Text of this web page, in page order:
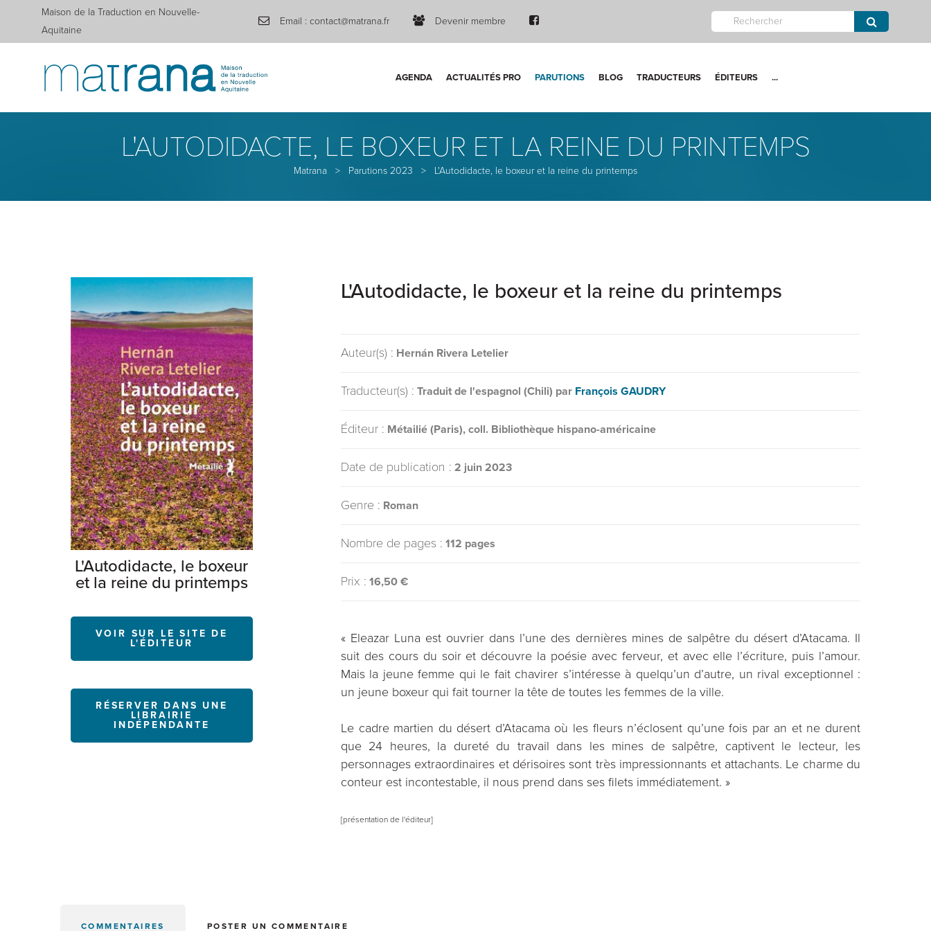
Maison de la Traduction en Nouvelle-
Aquitaine
Email : contact@matrana.fr Devenir membre
AGENDA ACTUALITÉS PRO PARUTIONS BLOG TRADUCTEURS ÉDITEURS ...
L'AUTODIDACTE, LE BOXEUR ET LA REINE DU PRINTEMPS
Matrana > Parutions 2023 > L'Autodidacte, le boxeur et la reine du printemps
L'Autodidacte, le boxeur
et la reine du printemps
VOIR SUR LE SITE DE
L'ÉDITEUR
RÉSERVER DANS UNE
LIBRAIRIE
INDÉPENDANTE
L'Autodidacte, le boxeur et la reine du printemps
Auteur(s) : Hernán Rivera Letelier
Traducteur(s) : Traduit de l'espagnol (Chili) par François GAUDRY
Éditeur : Métailié (Paris), coll. Bibliothèque hispano-américaine
Date de publication : 2 juin 2023
Genre : Roman
Nombre de pages : 112 pages
Prix : 16,50 €
« Eleazar Luna est ouvrier dans l’une des dernières mines de salpêtre du désert d’Atacama. Il
suit des cours du soir et découvre la poésie avec ferveur, et avec elle l’écriture, puis l’amour.
Mais la jeune femme qui le fait chavirer s’intéresse à quelqu’un d’autre, un rival exceptionnel :
un jeune boxeur qui fait tourner la tête de toutes les femmes de la ville.
Le cadre martien du désert d’Atacama où les fleurs n’éclosent qu’une fois par an et ne durent
que 24 heures, la dureté du travail dans les mines de salpêtre, captivent le lecteur, les
personnages extraordinaires et dérisoires sont très impressionnants et attachants. Le charme du
conteur est incontestable, il nous prend dans ses filets immédiatement. »
[présentation de l'éditeur]
COMMENTAIRES POSTER UN COMMENTAIRE